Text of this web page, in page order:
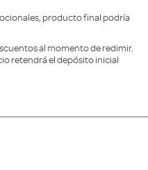
producto final podría
al momento de redimir.
retendrá el depósito inicial